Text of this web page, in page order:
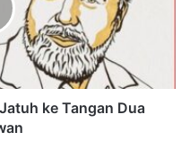
ke Tangan Dua